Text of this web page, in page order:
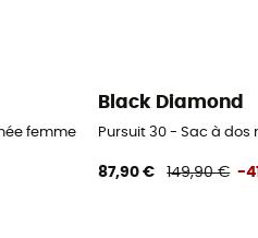
femme
Black Diamond
Pursuit 30 - Sac à
87,90 € 149,90 € -